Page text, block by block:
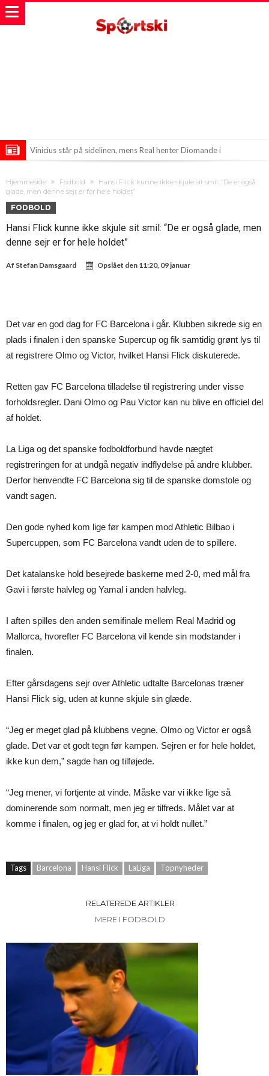
Vinícius står på sidelinen, mens Real henter Diomande i
Præciseringer hos agenter skaber ravage i Real Madrids
transferplaner
Hjemmeside Fodbold
Hansi Flick kunne ikke skjule sit smil: “De er også
glade, men denne sejr er for hele holdet”
FODBOLD
Hansi Flick kunne ikke skjule sit smil: “De er også glade, men
denne sejr er for hele holdet”
Af Stefan Damsgaard Opslået den 11:20, 09 januar
Det var en god dag for FC Barcelona i går. Klubben sikrede sig en
plads i finalen i den spanske Supercup og fik samtidig grønt lys til
at registrere Olmo og Victor, hvilket Hansi Flick diskuterede.
Retten gav FC Barcelona tilladelse til registrering under visse
forholdsregler. Dani Olmo og Pau Victor kan nu blive en officiel del
af holdet.
La Liga og det spanske fodboldforbund havde nægtet
registreringen for at undgå negativ indflydelse på andre klubber.
Derfor henvendte FC Barcelona sig til de spanske domstole og
vandt sagen.
Den gode nyhed kom lige før kampen mod Athletic Bilbao i
Supercuppen, som FC Barcelona vandt uden de to spillere.
Det katalanske hold besejrede baskerne med 2-0, med mål fra
Gavi i første halvleg og Yamal i anden halvleg.
I aften spilles den anden semifinale mellem Real Madrid og
Mallorca, hvorefter FC Barcelona vil kende sin modstander i
finalen.
Efter gårsdagens sejr over Athletic udtalte Barcelonas træner
Hansi Flick sig, uden at kunne skjule sin glæde.
“Jeg er meget glad på klubbens vegne. Olmo og Victor er også
glade. Det var et godt tegn før kampen. Sejren er for hele holdet,
ikke kun dem,” sagde han og tilføjede.
“Jeg mener, vi fortjente at vinde. Måske var vi ikke lige så
dominerende som normalt, men jeg er tilfreds. Målet var at
komme i finalen, og jeg er glad for, at vi holdt nullet.”
Tags Barcelona Hansi Flick LaLiga Topnyheder
RELATEREDE ARTIKLER
MERE I FODBOLD